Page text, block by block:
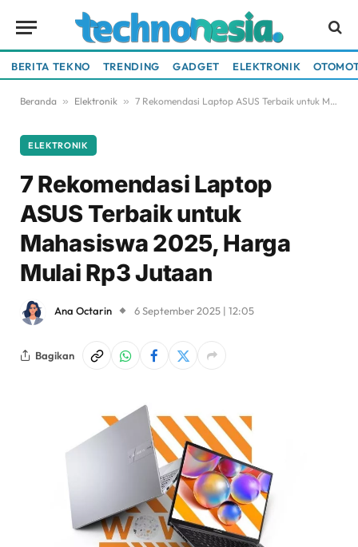
BERITA TEKNO TRENDING GADGET ELEKTRONIK
Beranda » Elektronik » 7 Rekomendasi Laptop ASUS Terbaik untuk Mahasiswa 2025, Harga Mulai Rp3 Jutaan
ELEKTRONIK
7 Rekomendasi Laptop
ASUS Terbaik untuk
Mahasiswa 2025, Harga
Mulai Rp3 Jutaan
Ana Octarin 6 September 2025 | 12:05
Bagikan